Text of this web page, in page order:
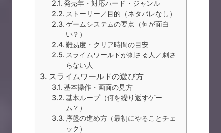
発売年・対応ハード・ジャンル
ストーリー／目的（ネタバレなし）
ゲームシステムの要点（何が面白
い？）
難易度・クリア時間の目安
スライムワールドが刺さる人／刺さ
らない人
スライムワールドの遊び方
基本操作・画面の見方
基本ループ（何を繰り返すゲー
ム？）
序盤の進め方（最初にやることチェ
ック）